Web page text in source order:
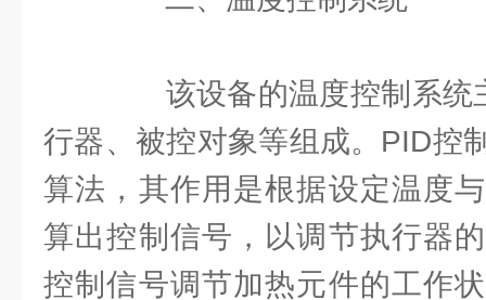
该设备的温度控制系统
行器、被控对象等组成。PID控
算法，其作用是根据设定温度
算出控制信号，以调节执行器
控制信号调节加热元件的工作